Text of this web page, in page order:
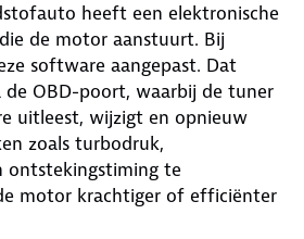
heeft een elektronische
de motor aanstuurt. Bij
software aangepast. Dat
OBD-poort, waarbij de tuner
uitleest, wijzigt en opnieuw
zoals turbodruk,
ontstekingstiming te
motor krachtiger of efficiënter